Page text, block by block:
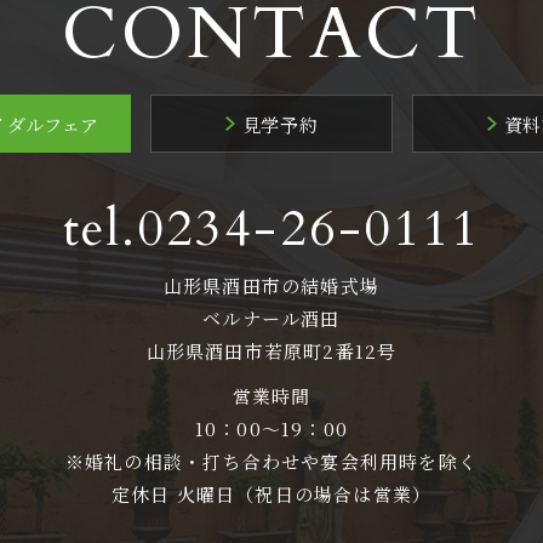
CONTACT
ダルフェア 見学予約 資
tel.0234-26-0111
山形県酒田市の結婚式場
ベルナール酒田
山形県酒田市若原町2番12号
営業時間
10：00～19：00
※婚礼の相談・打ち合わせや宴会利用時を除く
定休日 火曜日（祝日の場合は営業）